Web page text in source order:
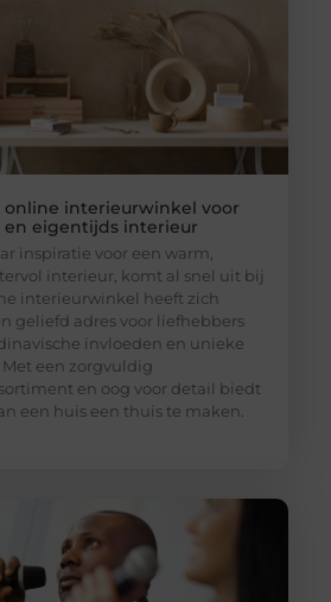
online interieurwinkel voor
en eigentijds interieur
inspiratie voor een warm,
interieur, komt al snel uit bij
interieurwinkel heeft zich
geliefd adres voor liefhebbers
invloeden en unieke
Met een zorgvuldig
en oog voor detail biedt
een huis een thuis te maken.